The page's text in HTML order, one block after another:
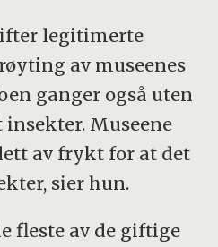
legitimerte
av museenes
ganger også uten
insekter. Museene
av frykt for at det
sier hun.
fleste av de giftige